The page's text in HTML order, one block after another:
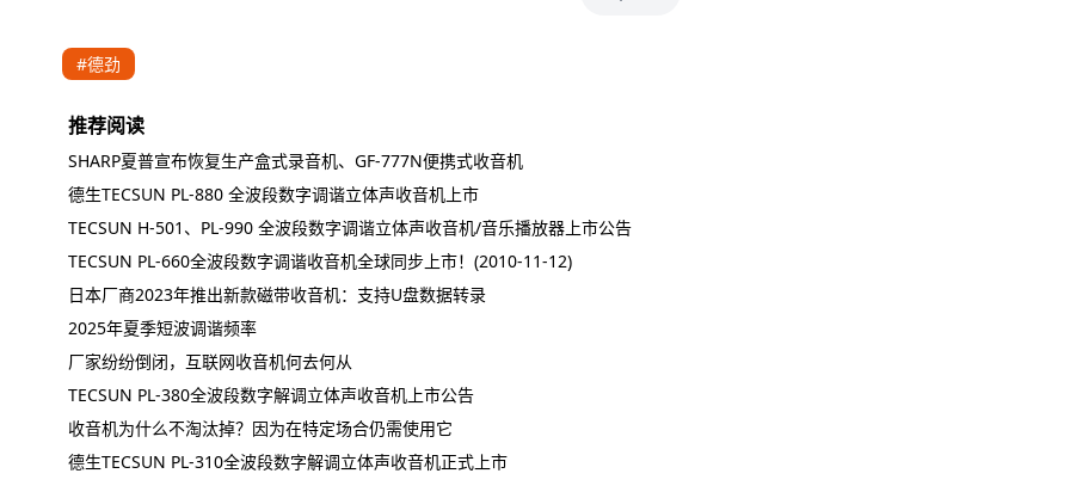
#德劲
推荐阅读
SHARP夏普宣布恢复生产盒式录音机、GF-777N便携式收音机
德生TECSUN PL-880 全波段数字调谐立体声收音机上市
TECSUN H-501、PL-990 全波段数字调谐立体声收音机/音乐播放器上市公告
TECSUN PL-660全波段数字调谐收音机全球同步上市！(2010-11-12)
日本厂商2023年推出新款磁带收音机：支持U盘数据转录
2025年夏季短波调谐频率
厂家纷纷倒闭，互联网收音机何去何从
TECSUN PL-380全波段数字解调立体声收音机上市公告
收音机为什么不淘汰掉？因为在特定场合仍需使用它
德生TECSUN PL-310全波段数字解调立体声收音机正式上市